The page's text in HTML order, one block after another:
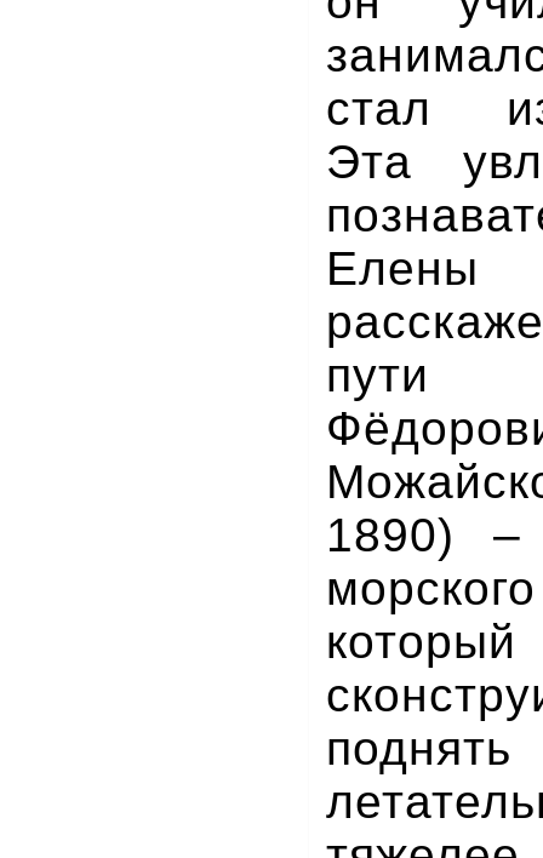
стал
Эта
пути
1890) –